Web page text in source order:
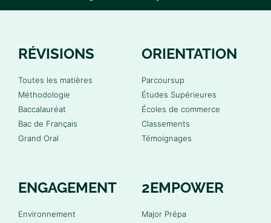
RÉVISIONS
Toutes les matières
Méthodologie
Baccalauréat
Bac de Français
Grand Oral
ORIENTATION
Parcoursup
Études Supérieures
Écoles de commerce
Classements
Témoignages
ENGAGEMENT
Environnement
2EMPOWER
Major Prépa